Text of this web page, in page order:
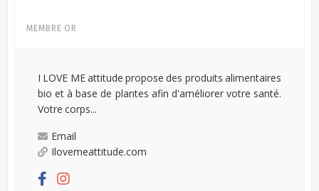
MEMBRE OR
I LOVE ME attitude propose des produits alimentaires
bio et à base de plantes afin d'améliorer votre santé.
Votre corps...
Email
Ilovemeattitude.com